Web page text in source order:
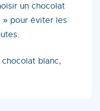
un chocolat
» pour éviter les
blanc,